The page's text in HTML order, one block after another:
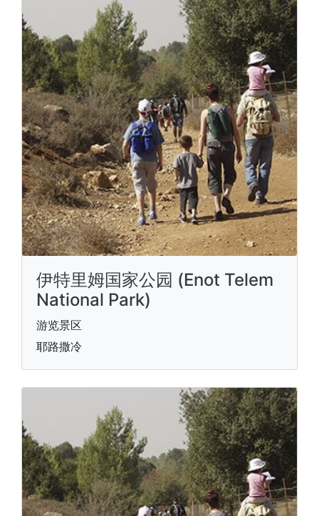
伊特里姆国家公园 (Enot Telem
National Park)
游览景区
耶路撒冷